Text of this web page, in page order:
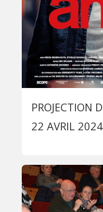
PROJECTION
22 AVRIL 2024